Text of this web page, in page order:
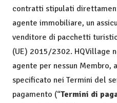
contratti stipulati
agente immobiliare, un
venditore di pacchetti
(UE) 2015/2302. HQVillage
agente per nessun Membro,
specificato nei Termini del
pagamento (“Termini di